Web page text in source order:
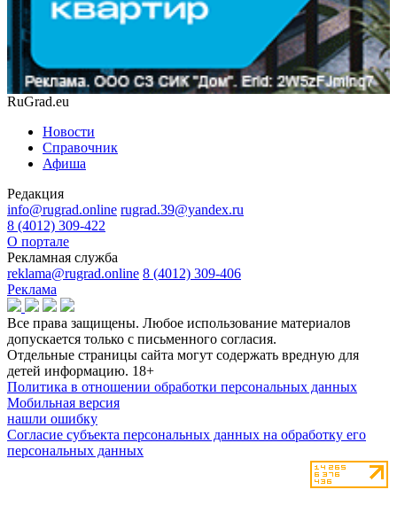
RuGrad.eu
Новости
Справочник
Афиша
Редакция
info@rugrad.online rugrad.39@yandex.ru
8 (4012) 309-422
О портале
Рекламная служба
reklama@rugrad.online 8 (4012) 309-406
Реклама
Все права защищены. Любое использование материалов
допускается только с письменного согласия.
Отдельные страницы сайта могут содержать вредную для
детей информацию. 18+
Политика в отношении обработки персональных данных
Мобильная версия
нашли ошибку
Согласие субъекта персональных данных на обработку его
персональных данных